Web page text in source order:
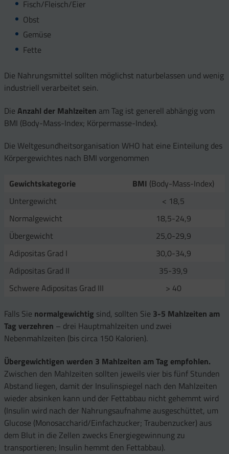
Fisch/Fleisch/Eier
Obst
Gemüse
Fette
Die Nahrungsmittel sollten möglichst naturbelassen und wenig
industriell verarbeitet sein.
Die Anzahl der Mahlzeiten am Tag ist generell abhängig vom
BMI (Body-Mass-Index; Körpermasse-Index).
Die Weltgesundheitsorganisation WHO hat eine Einteilung des
Körpergewichtes nach BMI vorgenommen
Gewichtskategorie BMI (Body-Mass-Index)
Untergewicht
< 18,5
Normalgewicht
18,5-24,9
Übergewicht
25,0-29,9
Adipositas Grad I
30,0-34,9
Adipositas Grad II
35-39,9
Schwere Adipositas Grad III
> 40
Falls Sie normalgewichtig sind, sollten Sie 3-5 Mahlzeiten am
Tag verzehren – drei Hauptmahlzeiten und zwei
Nebenmahlzeiten (bis circa 150 Kalorien).
Übergewichtigen werden 3 Mahlzeiten am Tag empfohlen.
Zwischen den Mahlzeiten sollten jeweils vier bis fünf Stunden
Abstand liegen, damit der Insulinspiegel nach den Mahlzeiten
wieder absinken kann und der Fettabbau nicht gehemmt wird
(Insulin wird nach der Nahrungsaufnahme ausgeschüttet, um
Glucose (Monosaccharid/Einfachzucker; Traubenzucker) aus
dem Blut in die Zellen zwecks Energiegewinnung zu
transportieren; Insulin hemmt den Fettabbau).